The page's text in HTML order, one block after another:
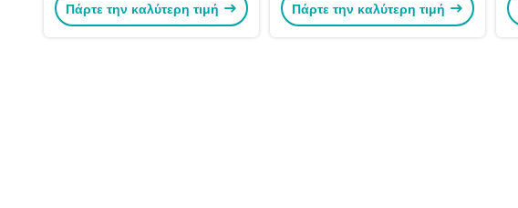
Πάρτε την καλύτερη τιμή
και Σφραγιστή
Πάρτε την καλύτερη τιμή